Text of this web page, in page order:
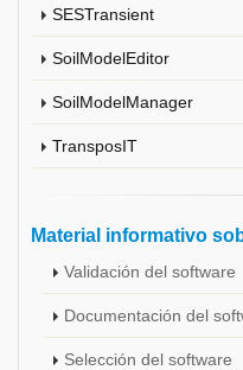
SESTransient
SoilModelEditor
SoilModelManager
TransposIT
Material informativo
Validación del software
Documentación del
Selección del software